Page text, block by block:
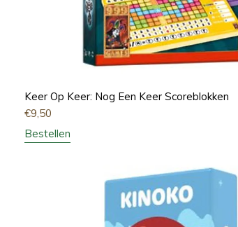
Keer Op Keer: Nog Een Keer Scoreblokken
€9,50
Bestellen